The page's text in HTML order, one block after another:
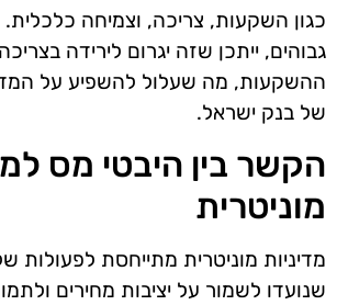
כגון השקעות, צריכה, וצמיחה
גבוהים, ייתכן שזה יגרום לירידה
ההשקעות, מה שעלול להשפיע על
של בנק ישראל.
הקשר בין היבטי מס
מוניטרית
מדיניות מוניטרית מתייחסת לפעולות
שנועדו לשמור על יציבות מחירים